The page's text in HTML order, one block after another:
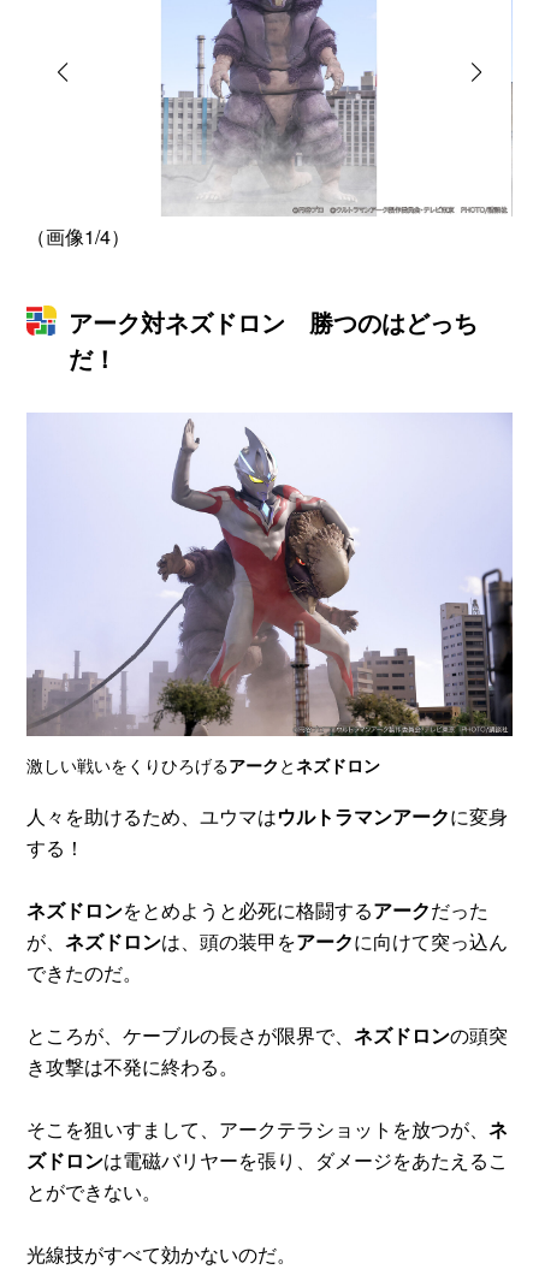
（画像1/4）
アーク対ネズドロン 勝つのはどっち
だ！
激しい戦いをくりひろげるアーク とネズドロン
人々を助けるため、ユウマはウルトラマンアークに変身
する！
ネズドロンをとめようと必死に格闘するアークだった
が、ネズドロンは、頭の装甲をアークに向けて突っ込ん
できたのだ。
ところが、ケーブルの長さが限界で、ネズドロンの頭突
き攻撃は不発に終わる。
そこを狙いすまして、アークテラショットを放つが、ネ
ズドロンは電磁バリヤーを張り、ダメージをあたえるこ
とができない。
光線技がすべて効かないのだ。